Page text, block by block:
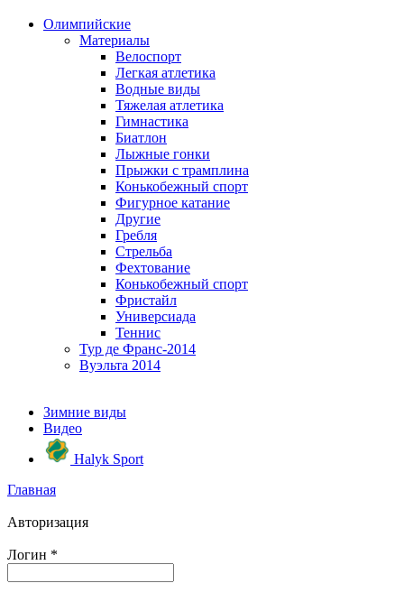
Олимпийские
Материалы
Велоспорт
Легкая атлетика
Водные виды
Тяжелая атлетика
Гимнастика
Биатлон
Лыжные гонки
Прыжки с трамплина
Конькобежный спорт
Фигурное катание
Другие
Гребля
Стрельба
Фехтование
Конькобежный спорт
Фристайл
Универсиада
Теннис
Тур де Франс-2014
Вуэльта 2014
Зимние виды
Видео
Halyk Sport
Главная
Авторизация
Логин *